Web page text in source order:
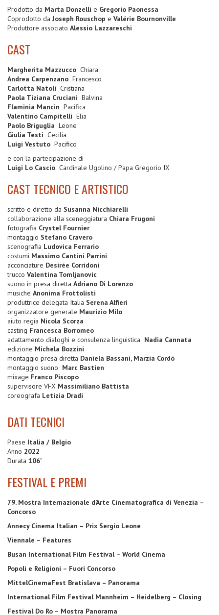
Prodotto da Marta Donzelli e Gregorio Paonessa
Coprodotto da Joseph Rouschop e Valérie Bournonville
Produttore associato Alessio Lazzareschi
CAST
Margherita Mazzucco Chiara
Andrea Carpenzano Francesco
Carlotta Natoli Cristiana
Paola Tiziana Cruciani Balvina
Flaminia Mancin Pacifica
Valentino Campitelli Elia
Paolo Briguglia Leone
Giulia Testi Cecilia
Luigi Vestuto Pacifico
e con la partecipazione di
Luigi Lo Cascio Cardinale Ugolino / Papa Gregorio IX
CAST TECNICO E ARTISTICO
scritto e diretto da Susanna Nicchiarelli
collaborazione alla sceneggiatura Chiara Frugoni
fotografia Crystel Fournier
montaggio Stefano Cravero
scenografia Ludovica Ferrario
costumi Massimo Cantini Parrini
acconciature Desirée Corridoni
trucco Valentina Tomljanovic
suono in presa diretta Adriano Di Lorenzo
musiche Anonima Frottolisti
produttrice delegata Italia Serena Alfieri
organizzatore generale Maurizio Milo
aiuto regia Nicola Scorza
casting Francesca Borromeo
adattamento dialoghi e consulenza linguistica Nadia Cannata
edizione Michela Bozzini
montaggio presa diretta Daniela Bassani, Marzia Cordò
montaggio suono Marc Bastien
mixage Franco Piscopo
supervisore VFX Massimiliano Battista
coreografa Letizia Dradi
DATI TECNICI
Paese Italia / Belgio
Anno 2022
Durata 106’
FESTIVAL E PREMI
79. Mostra Internazionale d’Arte Cinematografica di Venezia –
Concorso
Annecy Cinema Italian – Prix Sergio Leone
Viennale – Features
Busan International Film Festival – World Cinema
Popoli e Religioni – Fuori Concorso
MittelCinemaFest Bratislava – Panorama
International Film Festival Mannheim – Heidelberg – Closing
Festival Do Ro – Mostra Panorama